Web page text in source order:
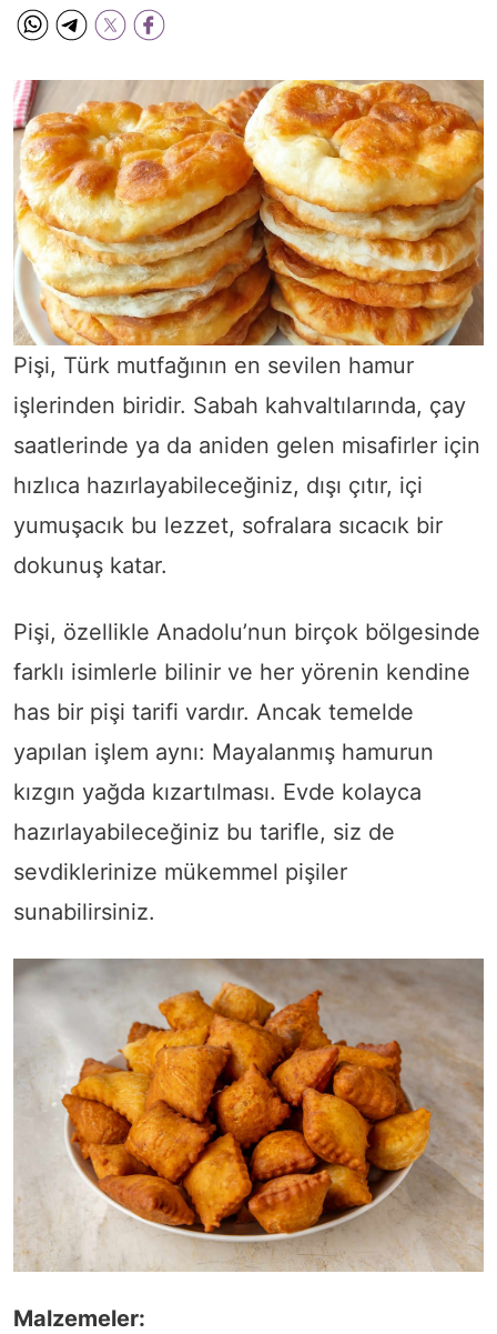
Pişi, Türk mutfağının en sevilen hamur
işlerinden biridir. Sabah kahvaltılarında, çay
saatlerinde ya da aniden gelen misafirler için
hızlıca hazırlayabileceğiniz, dışı çıtır, içi
yumuşacık bu lezzet, sofralara sıcacık bir
dokunuş katar.
Pişi, özellikle Anadolu’nun birçok bölgesinde
farklı isimlerle bilinir ve her yörenin kendine
has bir pişi tarifi vardır. Ancak temelde
yapılan işlem aynı: Mayalanmış hamurun
kızgın yağda kızartılması. Evde kolayca
hazırlayabileceğiniz bu tarifle, siz de
sevdiklerinize mükemmel pişiler
sunabilirsiniz.
Malzemeler: